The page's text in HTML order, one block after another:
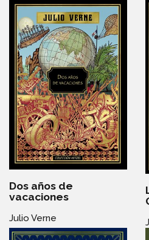
Dos años de
vacaciones
Julio Verne